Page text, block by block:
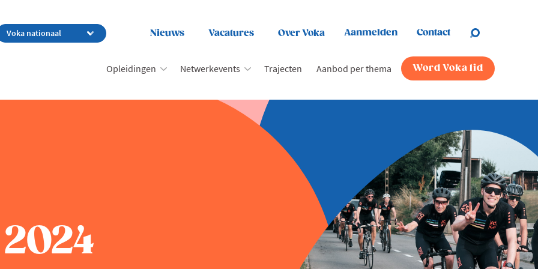
Nieuws Vacatures Over Voka Aanmelden Contact
Opleidingen Netwerkevents Trajecten Aanbod per thema Word Voka lid